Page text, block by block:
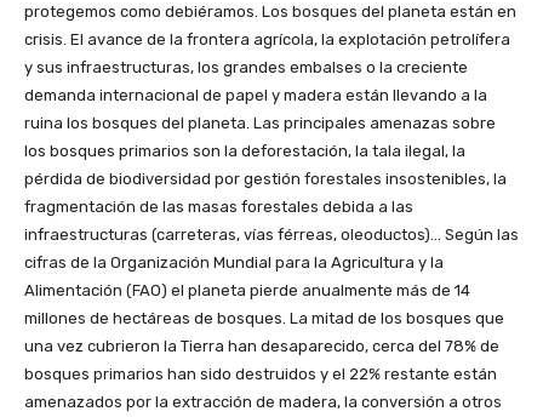
protegemos como debiéramos. Los bosques del planeta están en
crisis. El avance de la frontera agrícola, la explotación petrolífera
y sus infraestructuras, los grandes embalses o la creciente
demanda internacional de papel y madera están llevando a la
ruina los bosques del planeta. Las principales amenazas sobre
los bosques primarios son la deforestación, la tala ilegal, la
pérdida de biodiversidad por gestión forestales insostenibles, la
fragmentación de las masas forestales debida a las
infraestructuras (carreteras, vías férreas, oleoductos)… Según las
cifras de la Organización Mundial para la Agricultura y la
Alimentación (FAO) el planeta pierde anualmente más de 14
millones de hectáreas de bosques. La mitad de los bosques que
una vez cubrieron la Tierra han desaparecido, cerca del 78% de
bosques primarios han sido destruidos y el 22% restante están
amenazados por la extracción de madera, la conversión a otros